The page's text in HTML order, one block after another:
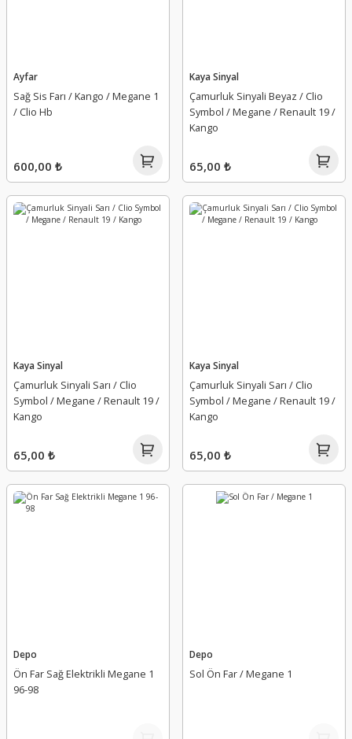
Ayfar
Sağ Sis Farı / Kango / Megane 1
/ Clio Hb
600,00 ₺
Kaya Sinyal
Çamurluk Sinyali Beyaz / Clio
Symbol / Megane / Renault 19 /
Kango
65,00 ₺
Kaya Sinyal
Çamurluk Sinyali Sarı / Clio
Symbol / Megane / Renault 19 /
Kango
65,00 ₺
Kaya Sinyal
Çamurluk Sinyali Sarı / Clio
Symbol / Megane / Renault 19 /
Kango
65,00 ₺
Depo
Ön Far Sağ Elektrikli Megane 1
96-98
Depo
Sol Ön Far / Megane 1